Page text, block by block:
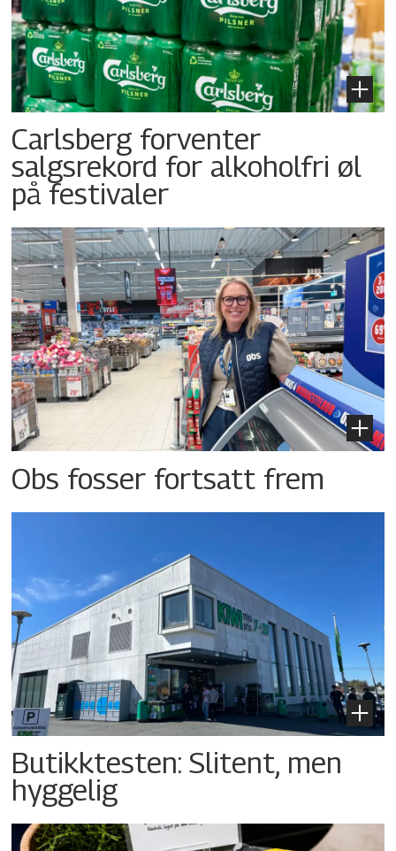
Carlsberg forventer
salgsrekord for alkoholfri øl
på festivaler
Obs fosser fortsatt frem
Butikktesten: Slitent, men
hyggelig